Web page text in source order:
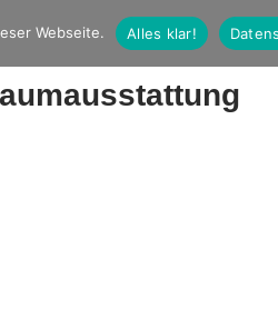
Webseite. Alles klar!